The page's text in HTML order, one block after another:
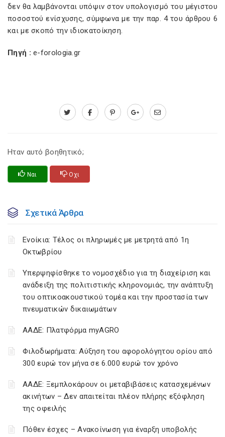
δεν θα λαμβάνονται υπόψιν στον υπολογισμό του μέγιστου
ποσοστού ενίσχυσης, σύμφωνα με την παρ. 4 του άρθρου 6
και με σκοπό την ιδιοκατοίκηση.
Πηγή : e-forologia.gr
Ηταν αυτό βοηθητικό;
Ναι Οχι
Σχετικά Άρθρα
Ενοίκια: Τέλος οι πληρωμές με μετρητά από 1η
Οκτωβρίου
Υπερψηφίσθηκε το νομοσχέδιο για τη διαχείριση και
ανάδειξη της πολιτιστικής κληρονομιάς, την ανάπτυξη
του οπτικοακουστικού τομέα και την προστασία των
πνευματικών δικαιωμάτων
ΑΑΔΕ: Πλατφόρμα myAGRO
Φιλοδωρήματα: Αύξηση του αφορολόγητου ορίου από
300 ευρώ τον μήνα σε 6.000 ευρώ τον χρόνο
ΑΑΔΕ: Ξεμπλοκάρουν οι μεταβιβάσεις κατασχεμένων
ακινήτων – Δεν απαιτείται πλέον πλήρης εξόφληση
της οφειλής
Πόθεν έσχες – Ανακοίνωση για έναρξη υποβολής